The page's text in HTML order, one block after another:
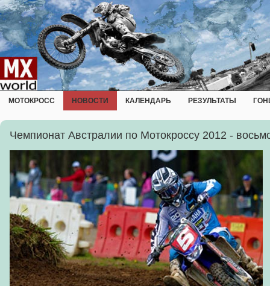
МОТОКРОСС НОВОСТИ КАЛЕНДАРЬ РЕЗУЛЬТАТЫ
Чемпионат Австралии по Мотокроссу 2012 -